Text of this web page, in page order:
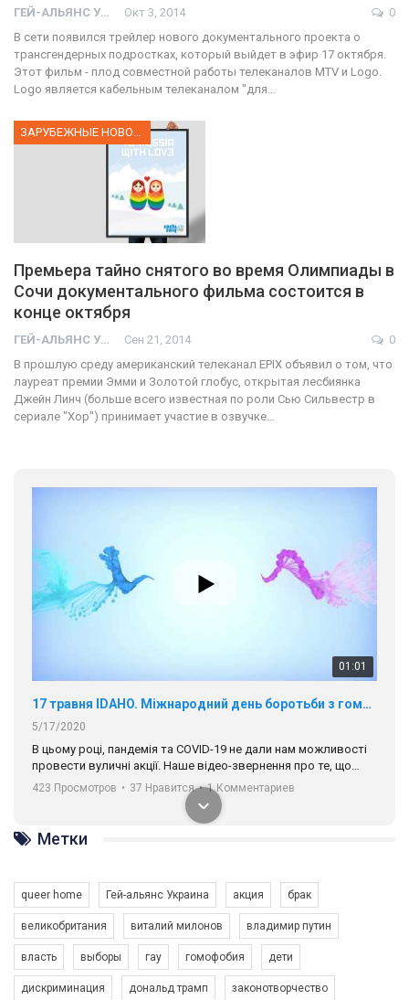
ГЕЙ-АЛЬЯНС УКРАИНА Окт 3, 2014
0
В сети появился трейлер нового документального проекта о
трансгендерных подростках, который выйдет в эфир 17 октября.
Этот фильм - плод совместной работы телеканалов MTV и Logo.
Logo является кабельным телеканалом "для…
Премьера тайно снятого во время Олимпиады в
Сочи документального фильма состоится в
конце октября
ГЕЙ-АЛЬЯНС УКРАИНА Сен 21, 2014
0
В прошлую среду американский телеканал EPIX объявил о том, что
лауреат премии Эмми и Золотой глобус, открытая лесбиянка
Джейн Линч (больше всего известная по роли Сью Сильвестр в
сериале "Хор") принимает участие в озвучке…
01:01
17 травня IDAHO. Міжнародний день боротьби з гомофобією трансфобією і біфобія.
5/17/2020
В цьому році, пандемія та COVІD-19 не дали нам можливості
провести вуличні акції. Наше відео-звернення про те, що
навіть коли ми у різних містах та не можемо зустрінеться, ми
разом. Ми закликаємо всіх хто поділяє цінності рівності та
солідарності, приєднатися до нас. Регіональні підрозділи
ГАУ є в 16 областях України.
Разом наш голос лунає гучніше!
423 Просмотров • 37 Нравится • 1 Комментариев
Метки
queer home Гей-альянс Украина акция брак
великобритания виталий милонов владимир путин
власть выборы гау гомофобия дети
дискриминация дональд трамп законотворчество